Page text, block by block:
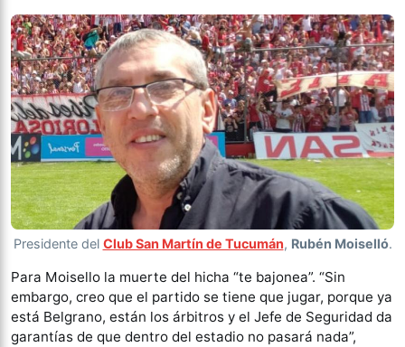
Presidente del Club San Martín de Tucumán, Rubén Moiselló.
Para Moisello la muerte del hicha “te bajonea”. “Sin
embargo, creo que el partido se tiene que jugar, porque ya
está Belgrano, están los árbitros y el Jefe de Seguridad da
garantías de que dentro del estadio no pasará nada”,